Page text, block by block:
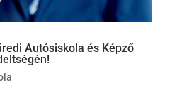
Autósiskola és Képző